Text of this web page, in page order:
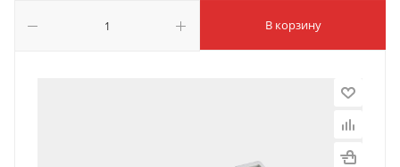
В корзину